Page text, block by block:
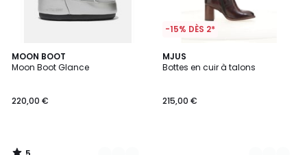
MOON BOOT
Moon Boot Glance
220,00 €
5
/
2
Couleurs
-15% DÈS 2*
MJUS
Bottes en cuir à talons
215,00 €
2
Couleurs